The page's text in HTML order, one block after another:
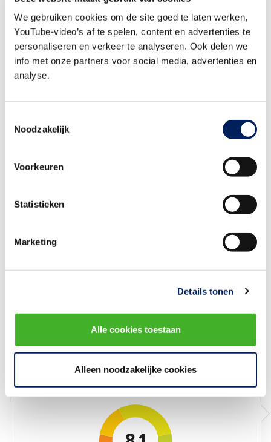
We gebruiken cookies om de site goed te laten werken,
YouTube-video’s af te spelen, content en advertenties te
personaliseren en verkeer te analyseren. Ook delen we
info met onze partners voor social media, advertenties en
analyse.
Noodzakelijk
Voorkeuren
Statistieken
Marketing
Details tonen
Alle cookies toestaan
Alleen noodzakelijke cookies
Handige links
Meer informatie inspectie-app Aboma Check